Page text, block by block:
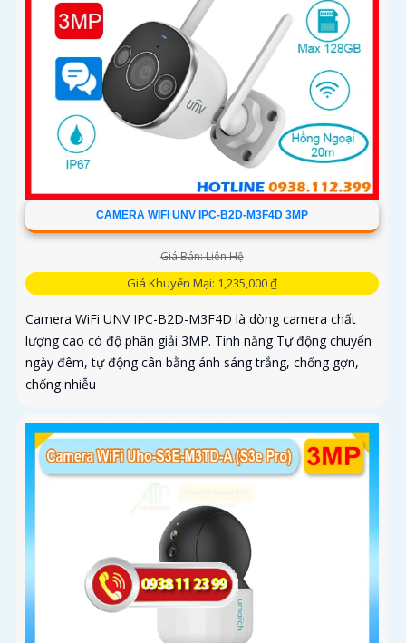
CAMERA WIFI UNV IPC-B2D-M3F4D 3MP
Giá Bán: Liên Hệ
Giá Khuyến Mại: 1,235,000 ₫
Camera WiFi UNV IPC-B2D-M3F4D là dòng camera chất
lượng cao có độ phân giải 3MP. Tính năng Tự động chuyển
ngày đêm, tự động cân bằng ánh sáng trắng, chống gợn,
chống nhiễu